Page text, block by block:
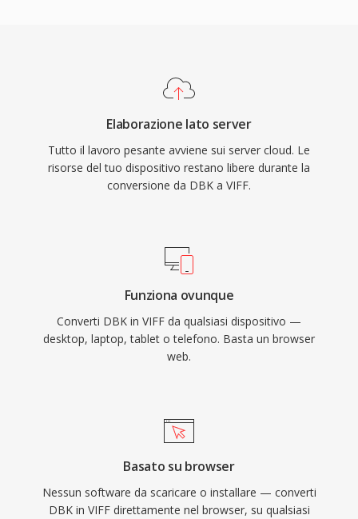
Elaborazione lato server
Tutto il lavoro pesante avviene sui server cloud. Le
risorse del tuo dispositivo restano libere durante la
conversione da DBK a VIFF.
Funziona ovunque
Converti DBK in VIFF da qualsiasi dispositivo —
desktop, laptop, tablet o telefono. Basta un browser
web.
Basato su browser
Nessun software da scaricare o installare — converti
DBK in VIFF direttamente nel browser, su qualsiasi